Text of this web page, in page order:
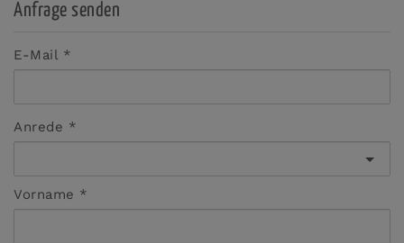
Anfrage senden
E-Mail
Anrede
Vorname